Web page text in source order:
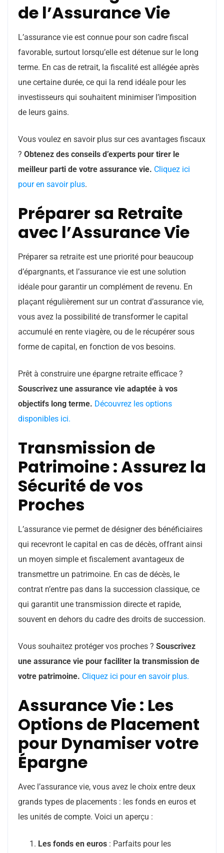
de l’Assurance Vie
L’assurance vie est connue pour son cadre fiscal
favorable, surtout lorsqu’elle est détenue sur le long
terme. En cas de retrait, la fiscalité est allégée après
une certaine durée, ce qui la rend idéale pour les
investisseurs qui souhaitent minimiser l’imposition
de leurs gains.
Vous voulez en savoir plus sur ces avantages fiscaux
? Obtenez des conseils d’experts pour tirer le
meilleur parti de votre assurance vie. Cliquez ici
pour en savoir plus.
Préparer sa Retraite
avec l’Assurance Vie
Préparer sa retraite est une priorité pour beaucoup
d’épargnants, et l’assurance vie est une solution
idéale pour garantir un complément de revenu. En
plaçant régulièrement sur un contrat d’assurance vie,
vous avez la possibilité de transformer le capital
accumulé en rente viagère, ou de le récupérer sous
forme de capital, en fonction de vos besoins.
Prêt à construire une épargne retraite efficace ?
Souscrivez une assurance vie adaptée à vos
objectifs long terme. Découvrez les options
disponibles ici.
Transmission de
Patrimoine : Assurez la
Sécurité de vos
Proches
L’assurance vie permet de désigner des bénéficiaires
qui recevront le capital en cas de décès, offrant ainsi
un moyen simple et fiscalement avantageux de
transmettre un patrimoine. En cas de décès, le
contrat n’entre pas dans la succession classique, ce
qui garantit une transmission directe et rapide,
souvent en dehors du cadre des droits de succession.
Vous souhaitez protéger vos proches ? Souscrivez
une assurance vie pour faciliter la transmission de
votre patrimoine. Cliquez ici pour en savoir plus.
Assurance Vie : Les
Options de Placement
pour Dynamiser votre
Épargne
Avec l’assurance vie, vous avez le choix entre deux
grands types de placements : les fonds en euros et
les unités de compte. Voici un aperçu :
Les fonds en euros : Parfaits pour les